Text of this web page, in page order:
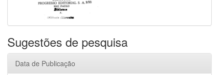
Sugestões de pesquisa
Data de Publicação